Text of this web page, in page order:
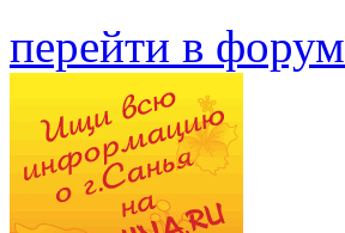
перейти в форум